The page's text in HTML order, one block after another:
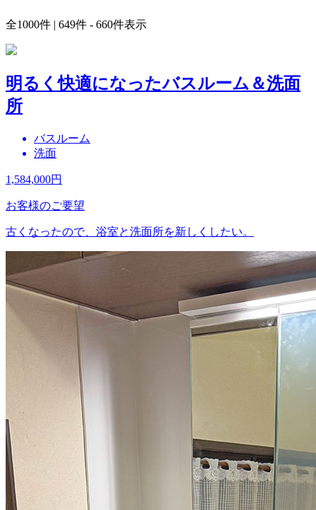
全1000件 | 649件 - 660件表示
明るく快適になったバスルーム＆洗面
所
バスルーム
洗面
1,584,000円
お客様のご要望
古くなったので、浴室と洗面所を新しくしたい。